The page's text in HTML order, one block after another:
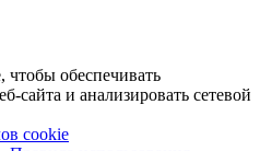
обеспечивать
сайта и анализировать сетевой
cookie